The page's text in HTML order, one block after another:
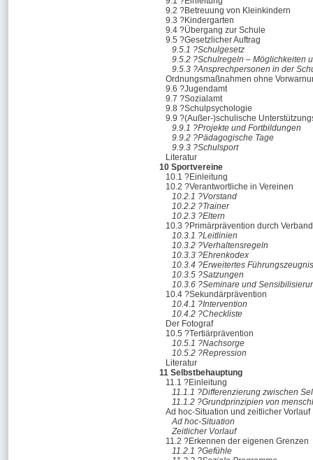
9.2 ?Betreuung von Kleinkindern
9.3 ?Kindergarten
9.4 ?Übergang zur Schule
9.5 ?Gesetzlicher Auftrag
9.5.1 ?Schulgesetz
9.5.2 ?Schulregeln – Möglichkeiten
9.5.3 ?Ansprechpersonen in der
Ordnungsmaßnahmen ohne
9.6 ?Jugendamt
9.7 ?Sozialamt
9.8 ?Schulpsychologie
9.9 ?(Außer-)schulische
9.9.1 ?Projekte und Fortbildungen
9.9.2 ?Pädagogische Tage
9.9.3 ?Schulsport
Literatur
10 Sportvereine
10.1 ?Einleitung
10.2 ?Verantwortliche in Vereinen
10.2.1 ?Vorstand
10.2.2 ?Trainer
10.2.3 ?Eltern
10.3 ?Primärprävention durch
10.3.1 ?Leitlinien
10.3.2 ?Verhaltensregeln
10.3.3 ?Ehrenkodex
10.3.4 ?Erweitertes Führungszeugnis
10.3.5 ?Satzungen
10.3.6 ?Seminare und
10.4 ?Sekundärprävention
10.4.1 ?Intervention
10.4.2 ?Checkliste
Der Fotograf
10.5 ?Tertiärprävention
10.5.1 ?Nachsorge
10.5.2 ?Repression
Literatur
11 Selbstbehauptung
11.1 ?Einleitung
11.1.1 ?Differenzierung zwischen
11.1.2 ?Grundprinzipien von
Ad hoc-Situation und zeitlicher Vorlauf
Ad hoc-Situation
Zeitlicher Vorlauf
11.2 ?Erkennen der eigenen Grenzen
11.2.1 ?Gefühle